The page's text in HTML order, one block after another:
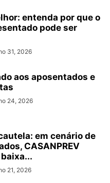
entenda por que o
pode ser
31, 2026
aos aposentados e
24, 2026
em cenário de
CASANPREV
21, 2026